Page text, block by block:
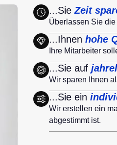
...SieZeit
Überlassen Sie
...Ihnenhohe
Ihre Mitarbeiter
...Sie auf
Wir sparen Ihnen
...Sie ein
Wir erstellen ein
abgestimmt ist.